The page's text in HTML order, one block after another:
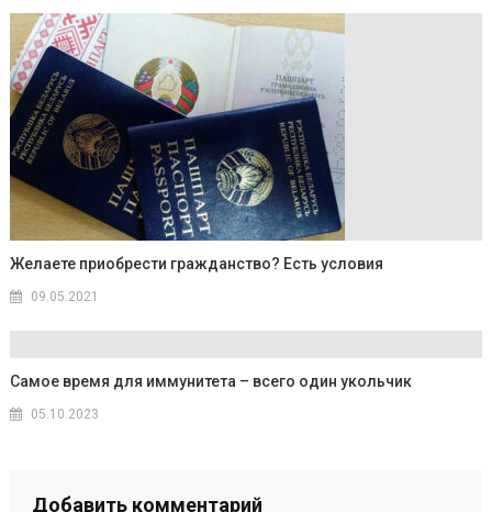
Желаете приобрести гражданство? Есть условия
09.05.2021
Самое время для иммунитета – всего один укольчик
05.10.2023
Добавить комментарий